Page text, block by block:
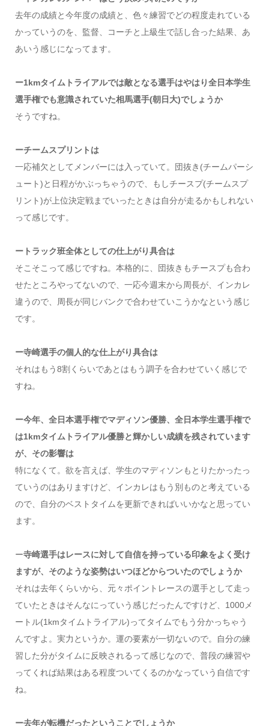
去年の成績と今年度の成績と、色々練習でどの程度走れている
かっていうのを、監督、コーチと上級生で話し合った結果、あ
あいう感じになってます。
ー1kmタイムトライアルでは敵となる選手はやはり全日本学生
選手権でも意識されていた相馬選手(朝日大)でしょうか
そうですね。
ーチームスプリントは
一応補欠としてメンバーには入っていて。団抜き(チームパーシ
ュート)と日程がかぶっちゃうので、もしチースプ(チームスプ
リント)が上位決定戦までいったときは自分が走るかもしれない
って感じです。
ートラック班全体としての仕上がり具合は
そこそこって感じですね。本格的に、団抜きもチースプも合わ
せたところやってないので、一応今週末から周長が、インカレ
違うので、周長が同じバンクで合わせていこうかなという感じ
です。
ー寺崎選手の個人的な仕上がり具合は
それはもう8割くらいであとはもう調子を合わせていく感じで
すね。
ー今年、全日本選手権でマディソン優勝、全日本学生選手権で
は1kmタイムトライアル優勝と輝かしい成績を残されています
が、その影響は
特になくて。欲を言えば、学生のマディソンもとりたかったっ
ていうのはありますけど、インカレはもう別ものと考えている
ので、自分のベストタイムを更新できればいいかなと思ってい
ます。
ー寺崎選手はレースに対して自信を持っている印象をよく受け
ますが、そのような姿勢はいつほどからついたのでしょうか
それは去年くらいから、元々ポイントレースの選手として走っ
ていたときはそんなにっていう感じだったんですけど、1000メ
ートル(1kmタイムトライアル)ってタイムでもう分かっちゃう
んですよ。実力というか。運の要素が一切ないので。自分の練
習した分がタイムに反映されるって感じなので、普段の練習や
ってくれば結果はある程度ついてくるのかなっていう自信です
ね。
ー去年が転機だったということでしょうか